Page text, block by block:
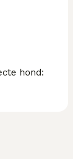
zoals 'west
hond: